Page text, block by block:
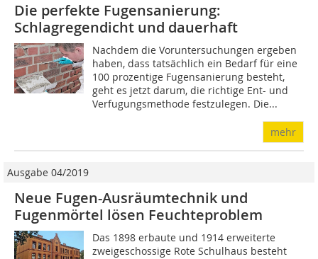
Die perfekte Fugensanierung:
Schlagregendicht und dauerhaft
Nachdem die Voruntersuchungen ergeben
haben, dass tatsächlich ein Bedarf für eine
100 prozentige Fugensanierung besteht,
geht es jetzt darum, die richtige Ent- und
Verfugungsmethode festzulegen. Die...
mehr
Ausgabe 04/2019
Neue Fugen-Ausräumtechnik und
Fugenmörtel lösen Feuchteproblem
Das 1898 erbaute und 1914 erweiterte
zweigeschossige Rote Schulhaus besteht